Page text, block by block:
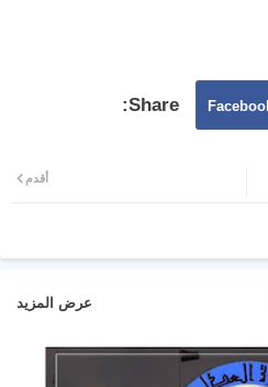
أقدم
عرض المزيد